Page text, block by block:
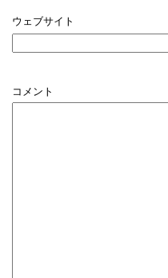
ウェブサイト
コメント